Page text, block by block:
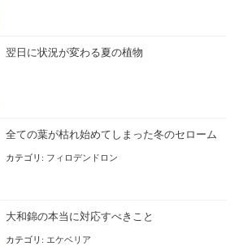
翌日に状況が変わる夏の植物
全ての葉が枯れ始めてしまった冬のセローム
カテゴリ: フィロデンドロン
大和錦の本当に対応すべきこと
カテゴリ: エケベリア